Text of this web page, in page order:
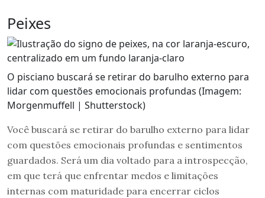
Peixes
O pisciano buscará se retirar do barulho externo para
lidar com questões emocionais profundas (Imagem:
Morgenmuffell | Shutterstock)
Você buscará se retirar do barulho externo para lidar
com questões emocionais profundas e sentimentos
guardados. Será um dia voltado para a introspecção,
em que terá que enfrentar medos e limitações
internas com maturidade para encerrar ciclos